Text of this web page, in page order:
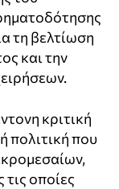
τη βελτίωση
και την
κριτική
πολιτική που
οποίες